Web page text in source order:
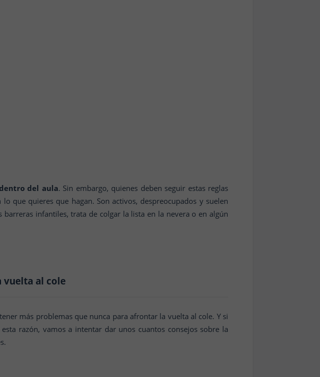
del aula. Sin embargo, quienes deben seguir estas reglas
que quieres que hagan. Son activos, despreocupados y suelen
infantiles, trata de colgar la lista en la nevera o en algún
vuelta al cole
más problemas que nunca para afrontar la vuelta al cole. Y si
razón, vamos a intentar dar unos cuantos consejos sobre la